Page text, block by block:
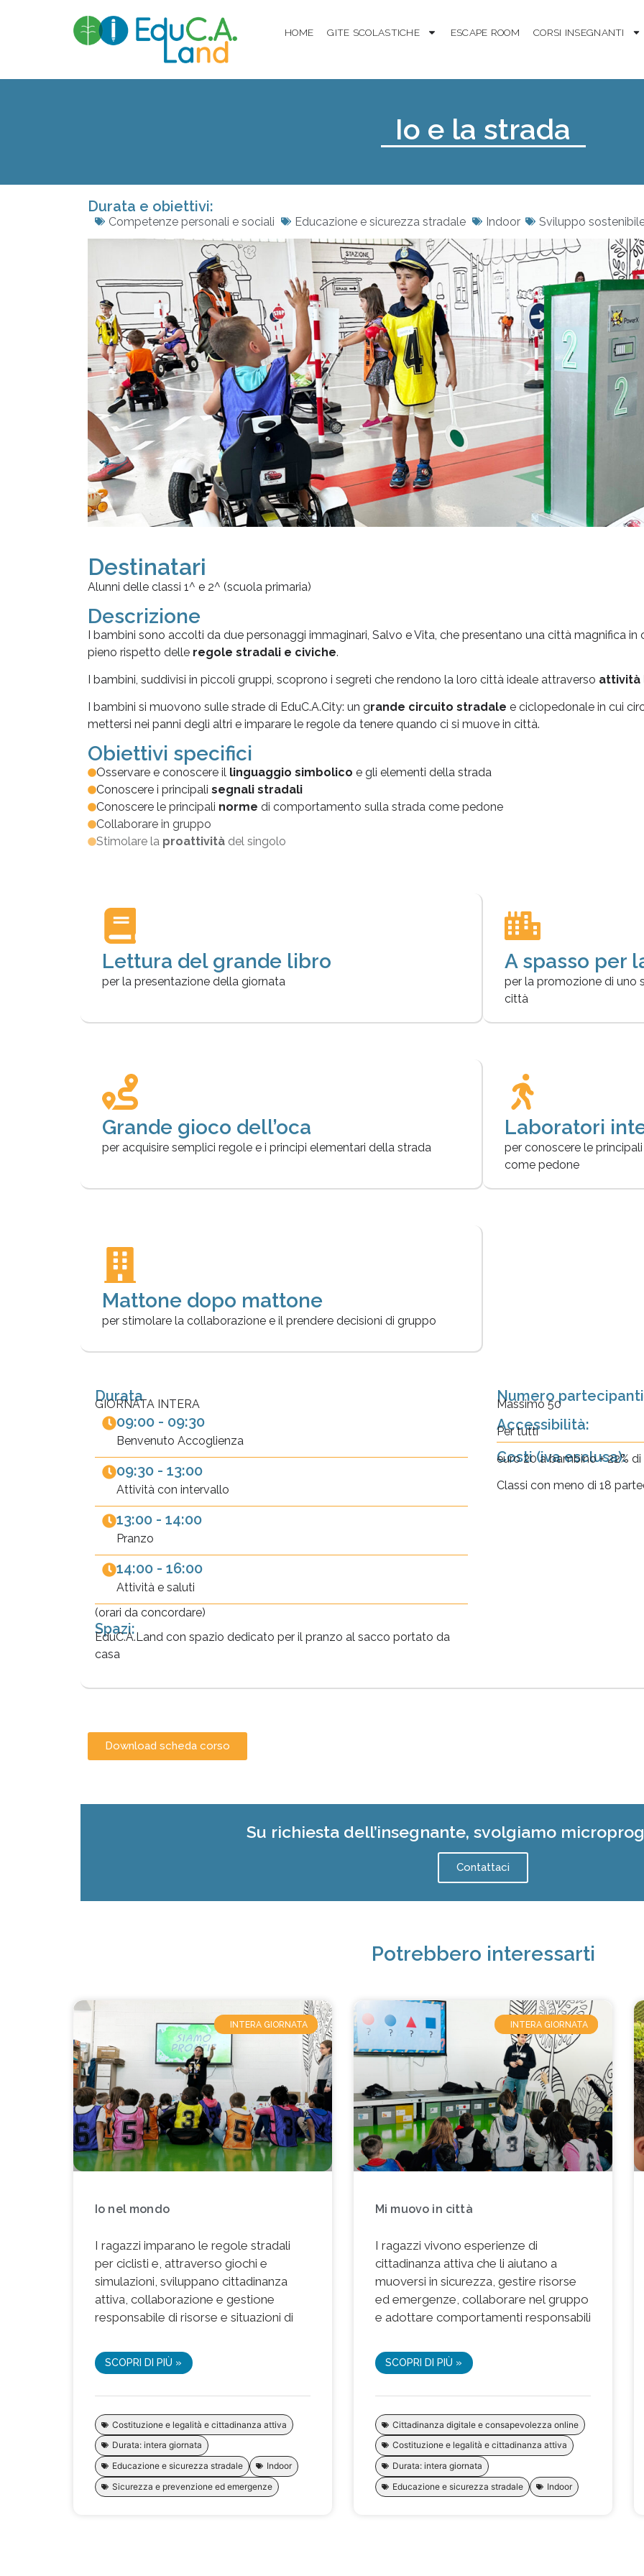
HOME GITE SCOLASTICHE ESCAPE ROOM CORSI INSEGNANTI
Io e la strada
Durata e obiettivi:
Competenze personali e sociali Educazione e sicurezza stradale Indoor Sviluppo
Destinatari
Alunni delle classi 1^ e 2^ (scuola primaria)
Descrizione
I bambini sono accolti da due personaggi immaginari, Salvo e Vita, che presentano una città magnifica in
pieno rispetto delle regole stradali e civiche.
I bambini, suddivisi in piccoli gruppi, scoprono i segreti che rendono la loro città ideale attraverso attività
I bambini si muovono sulle strade di EduC.A.City: un grande circuito stradale e ciclopedonale in cui
mettersi nei panni degli altri e imparare le regole da tenere quando ci si muove in città.
Obiettivi specifici
Osservare e conoscere il linguaggio simbolico e gli elementi della strada
Conoscere i principali segnali stradali
Conoscere le principali norme di comportamento sulla strada come pedone
Collaborare in gruppo
Stimolare la proattività del singolo
Lettura del grande libro
per la presentazione della giornata
A spasso per
per la promozione di uno
città
Grande gioco dell’oca
per acquisire semplici regole e i principi elementari della strada
Laboratori
per conoscere le
come pedone
Mattone dopo mattone
per stimolare la collaborazione e il prendere decisioni di gruppo
Durata
GIORNATA INTERA
09:00 - 09:30
Benvenuto Accoglienza
09:30 - 13:00
Attività con intervallo
13:00 - 14:00
Pranzo
14:00 - 16:00
Attività e saluti
(orari da concordare)
Spazi:
EduC.A.Land con spazio dedicato per il pranzo al sacco portato da
casa
Numero
Massimo 50
Accessibilità:
Per tutti
Costi (iva esclusa):
euro 20 a bambino + 22% di
Classi con meno di 18
Download scheda corso
Su richiesta dell’insegnante, svolgiamo
Contattaci
Potrebbero interessarti
GITE SCOLASTICHE
INTERA GIORNATA
Io nel mondo
I ragazzi imparano le regole stradali
per ciclisti e, attraverso giochi e
simulazioni, sviluppano cittadinanza
attiva, collaborazione e gestione
responsabile di risorse e situazioni di
SCOPRI DI PIÙ »
Costituzione e legalità e cittadinanza attiva
Durata: intera giornata
Educazione e sicurezza stradale
Indoor
Sicurezza e prevenzione ed emergenze
GITE SCOLASTICHE
INTERA GIORNATA
Mi muovo in città
I ragazzi vivono esperienze di
cittadinanza attiva che li aiutano a
muoversi in sicurezza, gestire risorse
ed emergenze, collaborare nel gruppo
e adottare comportamenti responsabili
SCOPRI DI PIÙ »
Cittadinanza digitale e consapevolezza online
Costituzione e legalità e cittadinanza attiva
Durata: intera giornata
Educazione e sicurezza stradale
Indoor